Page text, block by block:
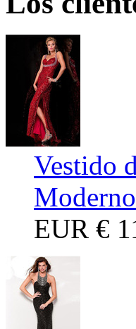
Vestido
EUR €